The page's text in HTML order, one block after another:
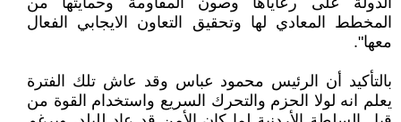
المخطط المعادي لها وتحقيق التعاون الايجابي الفعال
معها".
بالتأكيد أن الرئيس محمود عباس وقد عاش تلك الفترة
يعلم انه لولا الحزم والتحرك السريع واستخدام القوة من